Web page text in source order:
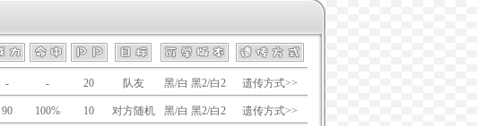
- - 20 队友 黑/白 黑2/白2 遗传方式>>
90 100% 10 对方随机 黑/白 黑2/白2 遗传方式>>